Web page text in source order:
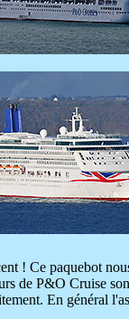
! Ce paquebot
de P&O Cruise
En général